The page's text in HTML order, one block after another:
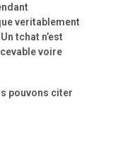
veritablement
tchat n’est
voire
pouvons citer